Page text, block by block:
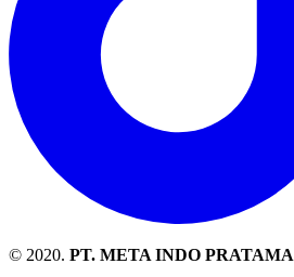
© 2020. PT. META INDO PRATAMA